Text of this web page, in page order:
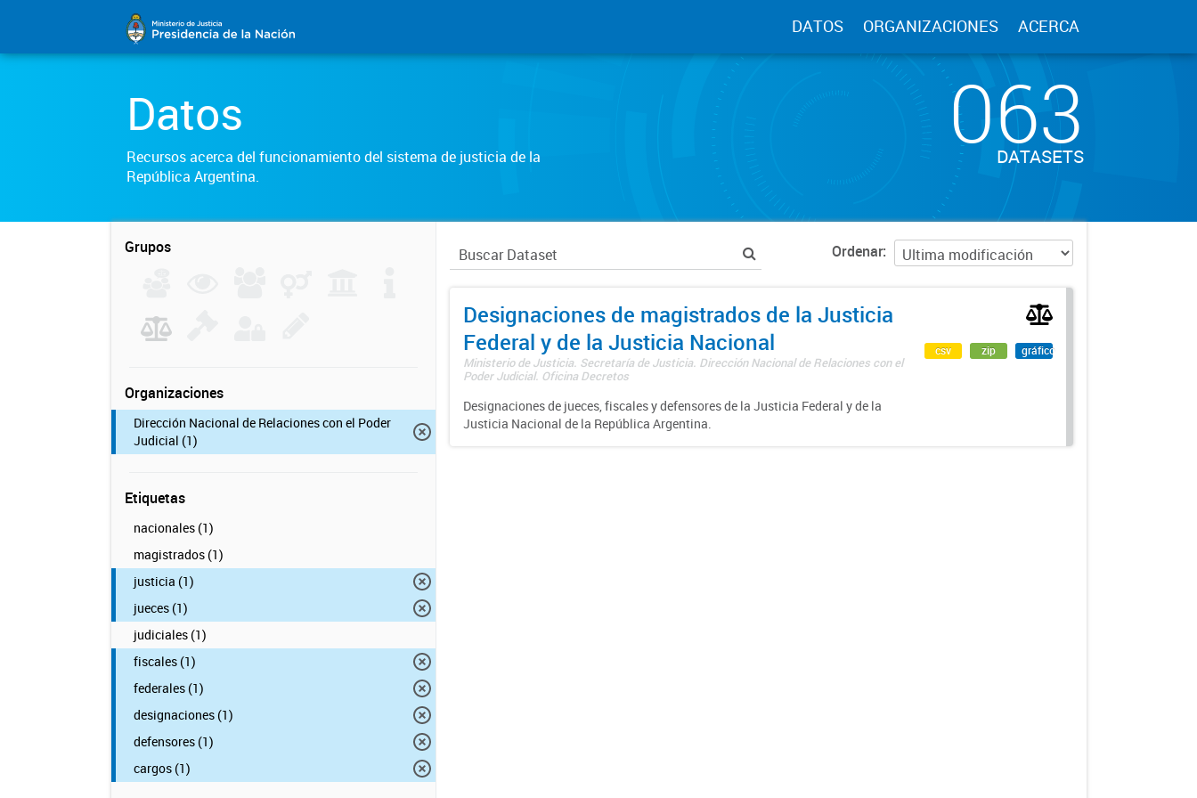
DATOS ORGANIZACIONES ACERCA
Datos
Recursos acerca del funcionamiento del sistema de justicia de la
República Argentina.
063
DATASETS
Grupos
Organizaciones
Dirección Nacional de Relaciones con el Poder
Judicial (1)
Etiquetas
nacionales (1)
magistrados (1)
justicia (1)
jueces (1)
judiciales (1)
fiscales (1)
federales (1)
designaciones (1)
defensores (1)
cargos (1)
Ordenar
Designaciones de magistrados de la Justicia
Federal y de la Justicia Nacional
Ministerio de Justicia. Secretaría de Justicia. Dirección Nacional de Relaciones con el
Poder Judicial. Oficina Decretos
Designaciones de jueces, fiscales y defensores de la Justicia Federal y de la
Justicia Nacional de la República Argentina.
csv zip gráfico